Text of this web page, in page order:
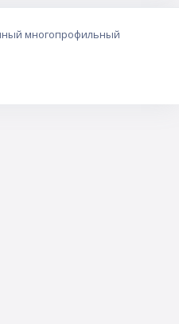
многопрофильный